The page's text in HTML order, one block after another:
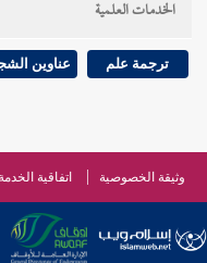
الخدمات العلمية
ترجمة علم عناوين
وثيقة الخصوصية اتفاقية الخدمة